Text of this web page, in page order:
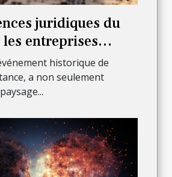
juridiques du
entreprises
historique de
a non seulement